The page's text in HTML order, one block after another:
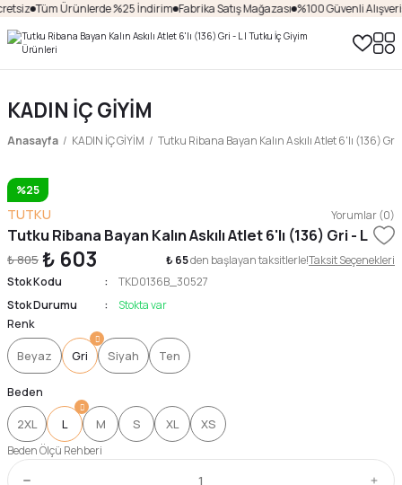
Tüm Ürünlerde %25 İndirim Fabrika Satış Mağazası %100 Güvenli Alışveriş
KADIN İÇ GİYİM
Anasayfa KADIN İÇ GİYİM Tutku Ribana Bayan Kalın Askılı Atlet 6'lı (136) Gri
%25
TUTKU Yorumlar (0)
Tutku Ribana Bayan Kalın Askılı Atlet 6'lı (136) Gri - L
₺ 805 ₺ 603 ₺ 65den başlayan taksitlerle!Taksit Seçenekleri
Stok Kodu
TKD0136B_30527
Stok Durumu
Stokta var
Renk
Beyaz
Gri Siyah Ten
Beden
2XL
L M S XL XS
Beden Ölçü Rehberi